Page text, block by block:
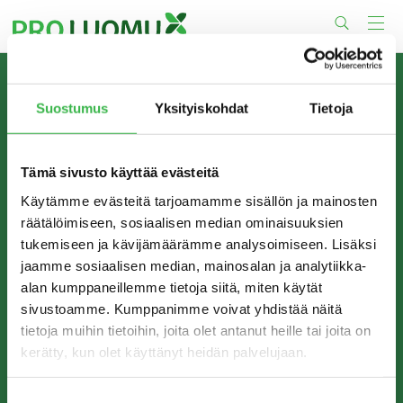
Suostumus Yksityiskohdat Tietoja
Tämä sivusto käyttää evästeitä
Käytämme evästeitä tarjoamamme sisällön ja mainosten
räätälöimiseen, sosiaalisen median ominaisuuksien
tukemiseen ja kävijämäärämme analysoimiseen. Lisäksi
jaamme sosiaalisen median, mainosalan ja analytiikka-
alan kumppaneillemme tietoja siitä, miten käytät
sivustoamme. Kumppanimme voivat yhdistää näitä
tietoja muihin tietoihin, joita olet antanut heille tai joita on
kerätty, kun olet käyttänyt heidän palvelujaan.
to
content
TIETOA MEISTÄ
Pro Luomu on luomualan yhteistyöorganisaatio, joka